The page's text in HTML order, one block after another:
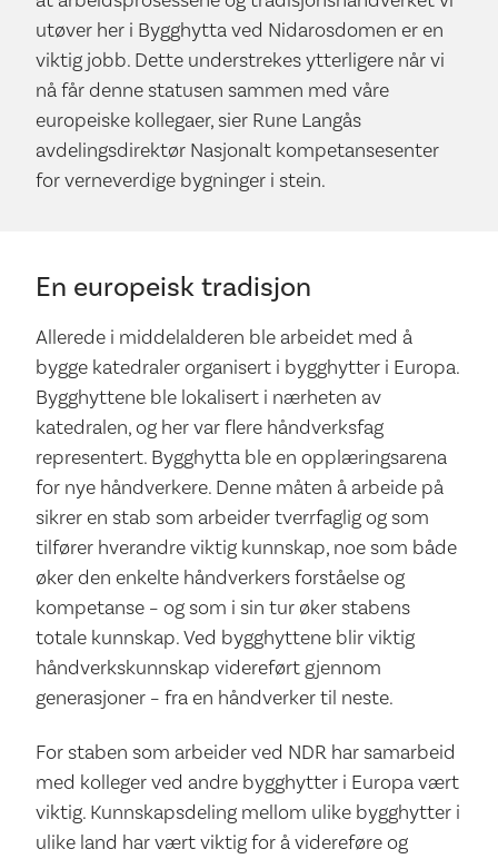
utøver her i Bygghytta ved Nidarosdomen er en
viktig jobb. Dette understrekes ytterligere når vi
nå får denne statusen sammen med våre
europeiske kollegaer, sier Rune Langås
avdelingsdirektør Nasjonalt kompetansesenter
for verneverdige bygninger i stein.
En europeisk tradisjon
Allerede i middelalderen ble arbeidet med å
bygge katedraler organisert i bygghytter i Europa.
Bygghyttene ble lokalisert i nærheten av
katedralen, og her var flere håndverksfag
representert. Bygghytta ble en opplæringsarena
for nye håndverkere. Denne måten å arbeide på
sikrer en stab som arbeider tverrfaglig og som
tilfører hverandre viktig kunnskap, noe som både
øker den enkelte håndverkers forståelse og
kompetanse – og som i sin tur øker stabens
totale kunnskap. Ved bygghyttene blir viktig
håndverkskunnskap videreført gjennom
generasjoner – fra en håndverker til neste.
For staben som arbeider ved NDR har samarbeid
med kolleger ved andre bygghytter i Europa vært
viktig. Kunnskapsdeling mellom ulike bygghytter i
ulike land har vært viktig for å videreføre og